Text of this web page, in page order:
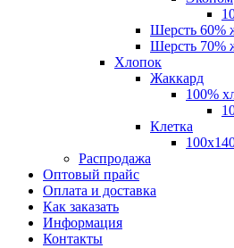
Шерсть 60%
Шерсть 70%
Хлопок
Жаккард
100%
Клетка
Распродажа
Оптовый прайс
Оплата и доставка
Как заказать
Информация
Контакты